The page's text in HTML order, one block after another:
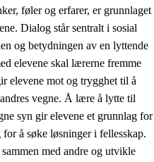
føler og erfarer, er grunnlaget
Dialog står sentralt i sosial
og betydningen av en lyttende
elevene skal lærerne fremme
elevene mot og trygghet til å
vegne. Å lære å lytte til
syn gir elevene et grunnlag for
å søke løsninger i fellesskap.
med andre og utvikle